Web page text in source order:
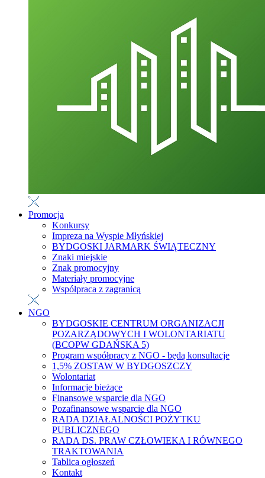
Promocja
Konkursy
Impreza na Wyspie Młyńskiej
BYDGOSKI JARMARK ŚWIĄTECZNY
Znaki miejskie
Znak promocyjny
Materiały promocyjne
Współpraca z zagranicą
NGO
BYDGOSKIE CENTRUM ORGANIZACJI
POZARZĄDOWYCH I WOLONTARIATU
(BCOPW GDAŃSKA 5)
Program współpracy z NGO - będą konsultacje
1,5% ZOSTAW W BYDGOSZCZY
Wolontariat
Informacje bieżące
Finansowe wsparcie dla NGO
Pozafinansowe wsparcie dla NGO
RADA DZIAŁALNOŚCI POŻYTKU
PUBLICZNEGO
RADA DS. PRAW CZŁOWIEKA I RÓWNEGO
TRAKTOWANIA
Tablica ogłoszeń
Kontakt